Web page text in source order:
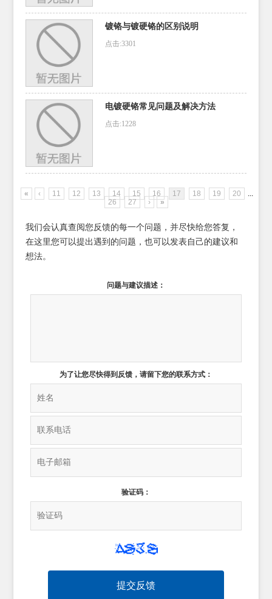
镀铬与镀硬铬的区别说明
点击:3301
电镀硬铬常见问题及解决方法
点击:1228
« ‹ 11 12 13 14 15 16 17 18 19 20
26
27 › »
我们会认真查阅您反馈的每一个问题，并尽快给您答复，
在这里您可以提出遇到的问题，也可以发表自己的建议和
想法。
问题与建议描述：
为了让您尽快得到反馈，请留下您的联系方式：
验证码：